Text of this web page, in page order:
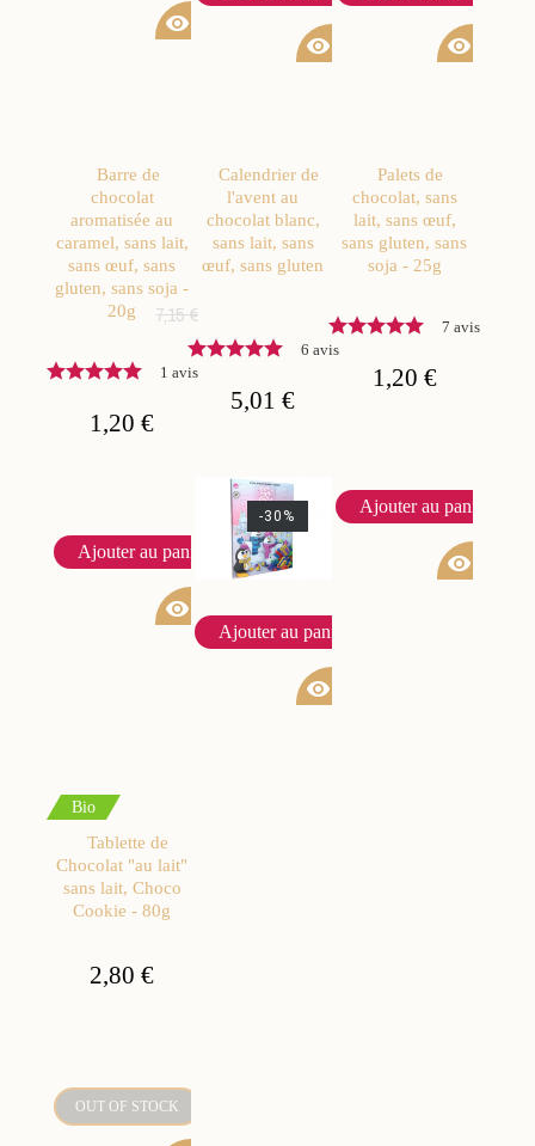
visibility
visibility visibility
Barre de
chocolat
aromatisée au
caramel, sans lait,
sans œuf, sans
gluten, sans soja -
20g
1 avis
1,20 €
Ajouter au panier
visibility
Calendrier de
l'avent au
chocolat blanc,
sans lait, sans
œuf, sans gluten
7,15 €
6 avis
5,01 €
-30%
Ajouter au panier
visibility
Palets de
chocolat, sans
lait, sans œuf,
sans gluten, sans
soja - 25g
7 avis
1,20 €
Ajouter au panier
visibility
Bio
Tablette de
Chocolat "au lait"
sans lait, Choco
Cookie - 80g
2,80 €
OUT OF STOCK